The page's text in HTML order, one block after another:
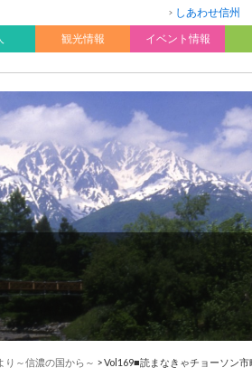
しあわせ信州
観光情報 イベント情報
り～信濃の国から～ >Vol169■読まなきゃチョーソン市